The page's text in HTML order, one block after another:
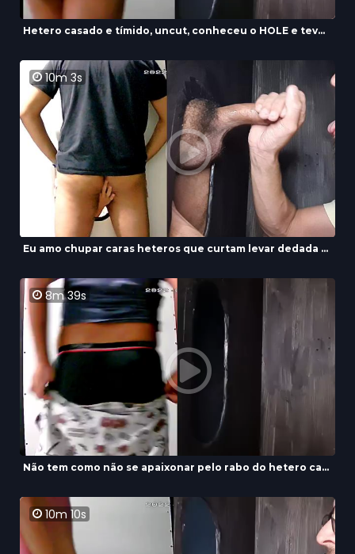
Hetero casado e tímido, uncut, conheceu o HOLE e tev...
10m 3s
Eu amo chupar caras heteros que curtam levar dedada ...
8m 39s
Não tem como não se apaixonar pelo rabo do hetero ca...
10m 10s